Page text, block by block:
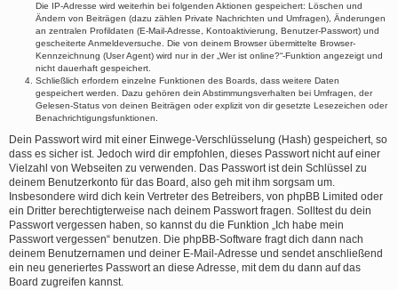
Die IP-Adresse wird weiterhin bei folgenden Aktionen gespeichert: Löschen und
Ändern von Beiträgen (dazu zählen Private Nachrichten und Umfragen), Änderungen
an zentralen Profildaten (E-Mail-Adresse, Kontoaktivierung, Benutzer-Passwort) und
gescheiterte Anmeldeversuche. Die von deinem Browser übermittelte Browser-
Kennzeichnung (User Agent) wird nur in der „Wer ist online?“-Funktion angezeigt und
nicht dauerhaft gespeichert.
Schließlich erfordern einzelne Funktionen des Boards, dass weitere Daten
gespeichert werden. Dazu gehören dein Abstimmungsverhalten bei Umfragen, der
Gelesen-Status von deinen Beiträgen oder explizit von dir gesetzte Lesezeichen oder
Benachrichtigungsfunktionen.
Dein Passwort wird mit einer Einwege-Verschlüsselung (Hash) gespeichert, so
dass es sicher ist. Jedoch wird dir empfohlen, dieses Passwort nicht auf einer
Vielzahl von Webseiten zu verwenden. Das Passwort ist dein Schlüssel zu
deinem Benutzerkonto für das Board, also geh mit ihm sorgsam um.
Insbesondere wird dich kein Vertreter des Betreibers, von phpBB Limited oder
ein Dritter berechtigterweise nach deinem Passwort fragen. Solltest du dein
Passwort vergessen haben, so kannst du die Funktion „Ich habe mein
Passwort vergessen“ benutzen. Die phpBB-Software fragt dich dann nach
deinem Benutzernamen und deiner E-Mail-Adresse und sendet anschließend
ein neu generiertes Passwort an diese Adresse, mit dem du dann auf das
Board zugreifen kannst.